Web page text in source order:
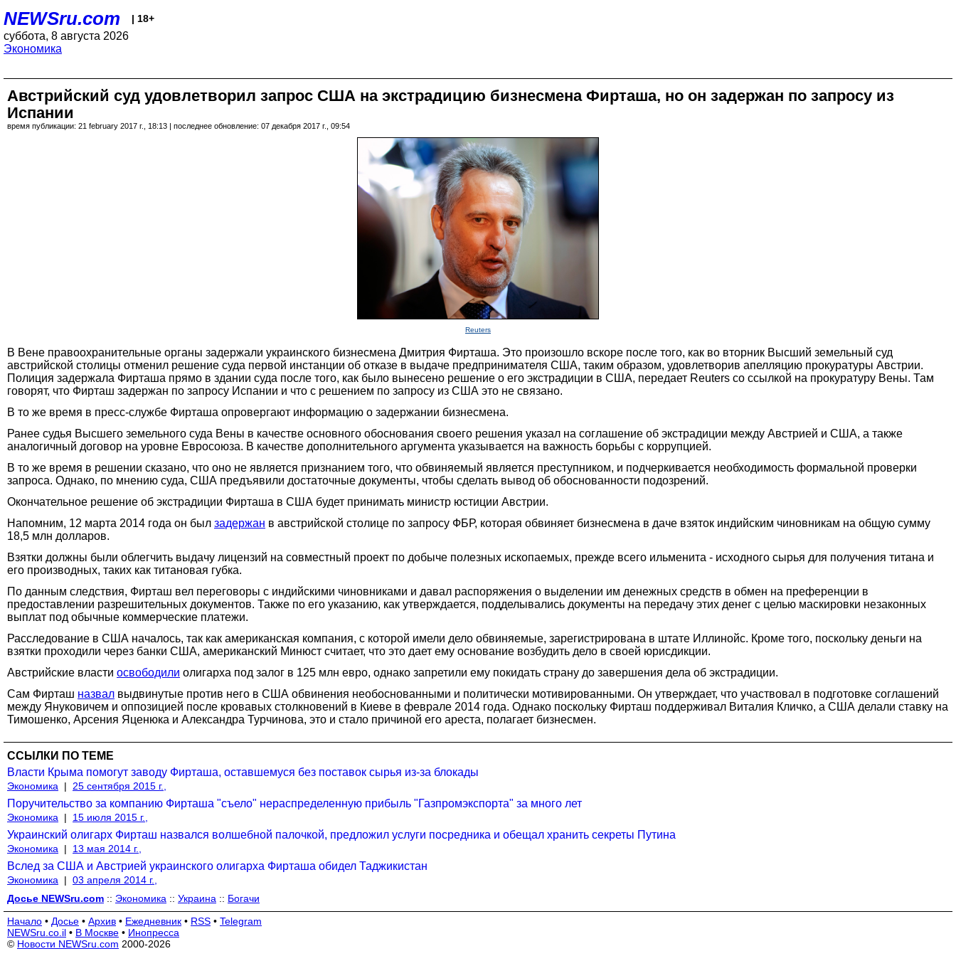
NEWSru.com | 18+
суббота, 8 августа 2026
Экономика
Австрийский суд удовлетворил запрос США на экстрадицию бизнесмена Фирташа, но он задержан по запросу из
Испании
время публикации: 21 february 2017 г., 18:13 | последнее обновление: 07 декабря 2017 г., 09:54
Reuters
В Вене правоохранительные органы задержали украинского бизнесмена Дмитрия Фирташа. Это произошло вскоре после того, как во вторник Высший земельный суд
австрийской столицы отменил решение суда первой инстанции об отказе в выдаче предпринимателя США, таким образом, удовлетворив апелляцию прокуратуры Австрии.
Полиция задержала Фирташа прямо в здании суда после того, как было вынесено решение о его экстрадиции в США, передает Reuters со ссылкой на прокуратуру Вены. Там
говорят, что Фирташ задержан по запросу Испании и что с решением по запросу из США это не связано.
В то же время в пресс-службе Фирташа опровергают информацию о задержании бизнесмена.
Ранее судья Высшего земельного суда Вены в качестве основного обоснования своего решения указал на соглашение об экстрадиции между Австрией и США, а также
аналогичный договор на уровне Евросоюза. В качестве дополнительного аргумента указывается на важность борьбы с коррупцией.
В то же время в решении сказано, что оно не является признанием того, что обвиняемый является преступником, и подчеркивается необходимость формальной проверки
запроса. Однако, по мнению суда, США предъявили достаточные документы, чтобы сделать вывод об обоснованности подозрений.
Окончательное решение об экстрадиции Фирташа в США будет принимать министр юстиции Австрии.
Напомним, 12 марта 2014 года он был задержан в австрийской столице по запросу ФБР, которая обвиняет бизнесмена в даче взяток индийским чиновникам на общую сумму
18,5 млн долларов.
Взятки должны были облегчить выдачу лицензий на совместный проект по добыче полезных ископаемых, прежде всего ильменита - исходного сырья для получения титана и
его производных, таких как титановая губка.
По данным следствия, Фирташ вел переговоры с индийскими чиновниками и давал распоряжения о выделении им денежных средств в обмен на преференции в
предоставлении разрешительных документов. Также по его указанию, как утверждается, подделывались документы на передачу этих денег с целью маскировки незаконных
выплат под обычные коммерческие платежи.
Расследование в США началось, так как американская компания, с которой имели дело обвиняемые, зарегистрирована в штате Иллинойс. Кроме того, поскольку деньги на
взятки проходили через банки США, американский Минюст считает, что это дает ему основание возбудить дело в своей юрисдикции.
Австрийские власти освободили олигарха под залог в 125 млн евро, однако запретили ему покидать страну до завершения дела об экстрадиции.
Сам Фирташ назвал выдвинутые против него в США обвинения необоснованными и политически мотивированными. Он утверждает, что участвовал в подготовке соглашений
между Януковичем и оппозицией после кровавых столкновений в Киеве в феврале 2014 года. Однако поскольку Фирташ поддерживал Виталия Кличко, а США делали ставку на
Тимошенко, Арсения Яценюка и Александра Турчинова, это и стало причиной его ареста, полагает бизнесмен.
ССЫЛКИ ПО ТЕМЕ
Власти Крыма помогут заводу Фирташа, оставшемуся без поставок сырья из-за блокады
Экономика | 25 сентября 2015 г.,
Поручительство за компанию Фирташа "съело" нераспределенную прибыль "Газпромэкспорта" за много лет
Экономика | 15 июля 2015 г.,
Украинский олигарх Фирташ назвался волшебной палочкой, предложил услуги посредника и обещал хранить секреты Путина
Экономика | 13 мая 2014 г.,
Вслед за США и Австрией украинского олигарха Фирташа обидел Таджикистан
Экономика | 03 апреля 2014 г.,
Досье NEWSru.com :: Экономика :: Украина :: Богачи
Начало • Досье • Архив • Ежедневник • RSS • Telegram
NEWSru.co.il • В Москве • Инопресса
© Новости NEWSru.com 2000-2026